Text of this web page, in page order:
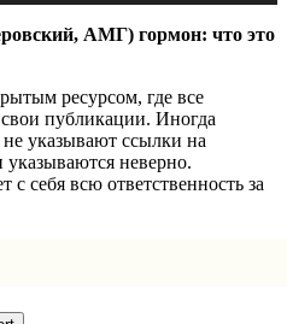
АМГ) гормон: что это
ресурсом, где все
публикации. Иногда
не указывают ссылки на
неверно.
себя всю ответственность за